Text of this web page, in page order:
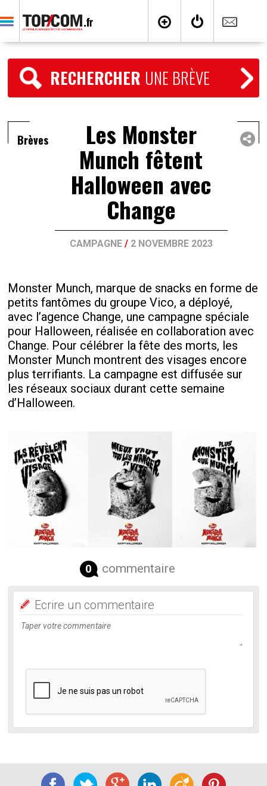
RECHERCHER UNE BRÈVE
Brèves Les Monster
Munch fêtent
Halloween avec
Change
CAMPAGNE/ 2 NOVEMBRE 2023
Monster Munch, marque de snacks en forme de
petits fantômes du groupe Vico, a déployé,
avec l’agence Change, une campagne spéciale
pour Halloween, réalisée en collaboration avec
Change. Pour célébrer la fête des morts, les
Monster Munch montrent des visages encore
plus terrifiants. La campagne est diffusée sur
les réseaux sociaux durant cette semaine
d’Halloween.
0 commentaire
Ecrire un commentaire